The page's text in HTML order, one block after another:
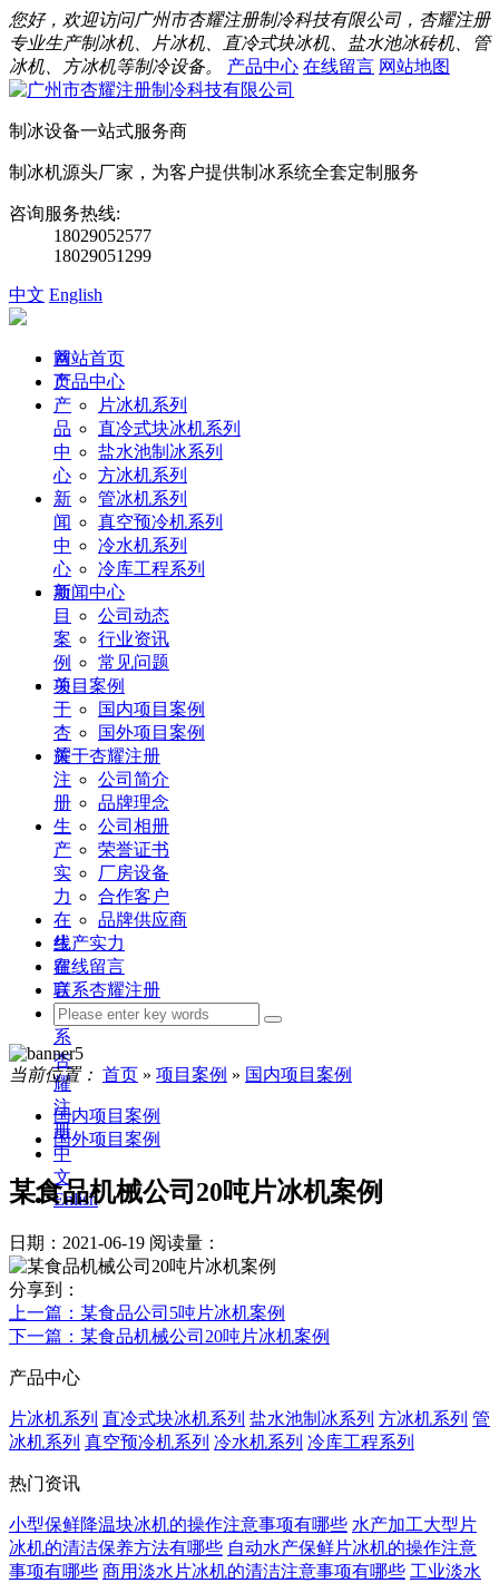
您好，欢迎访问广州市杏耀注册制冷科技有限公司，杏耀注册
专业生产制冰机、片冰机、直冷式块冰机、盐水池冰砖机、管
冰机、方冰机等制冷设备。
产品中心 在线留言 网站地图
制冰设备一站式服务商
制冰机源头厂家，为客户提供制冰系统全套定制服务
咨询服务热线:
18029052577
18029051299
中文 English
首
页
产
品
中
心
新
闻
中
心
项
目
案
例
关
于
杏
耀
注
册
生
产
实
力
在
线
留
言
联
系
杏
耀
注
册
中
文
Enlish
网站首页
产品中心
片冰机系列
直冷式块冰机系列
盐水池制冰系列
方冰机系列
管冰机系列
真空预冷机系列
冷水机系列
冷库工程系列
新闻中心
公司动态
行业资讯
常见问题
项目案例
国内项目案例
国外项目案例
关于杏耀注册
公司简介
品牌理念
公司相册
荣誉证书
厂房设备
合作客户
品牌供应商
生产实力
在线留言
联系杏耀注册
当前位置： 首页 » 项目案例 » 国内项目案例
国内项目案例
国外项目案例
某食品机械公司20吨片冰机案例
日期：2021-06-19 阅读量：
分享到：
上一篇 ：某食品公司5吨片冰机案例
下一篇 ：某食品机械公司20吨片冰机案例
产品中心
片冰机系列 直冷式块冰机系列 盐水池制冰系列 方冰机系列 管
冰机系列 真空预冷机系列 冷水机系列 冷库工程系列
热门资讯
小型保鲜降温块冰机的操作注意事项有哪些 水产加工大型片
冰机的清洁保养方法有哪些 自动水产保鲜片冰机的操作注意
事项有哪些 商用淡水片冰机的清洁注意事项有哪些 工业淡水